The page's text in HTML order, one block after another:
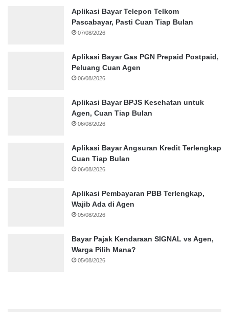
Aplikasi Bayar Telepon Telkom
Pascabayar, Pasti Cuan Tiap Bulan
07/08/2026
Aplikasi Bayar Gas PGN Prepaid Postpaid,
Peluang Cuan Agen
06/08/2026
Aplikasi Bayar BPJS Kesehatan untuk
Agen, Cuan Tiap Bulan
06/08/2026
Aplikasi Bayar Angsuran Kredit Terlengkap
Cuan Tiap Bulan
06/08/2026
Aplikasi Pembayaran PBB Terlengkap,
Wajib Ada di Agen
05/08/2026
Bayar Pajak Kendaraan SIGNAL vs Agen,
Warga Pilih Mana?
05/08/2026